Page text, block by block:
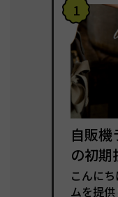
1
自販機
の初期
こんに
ムを提